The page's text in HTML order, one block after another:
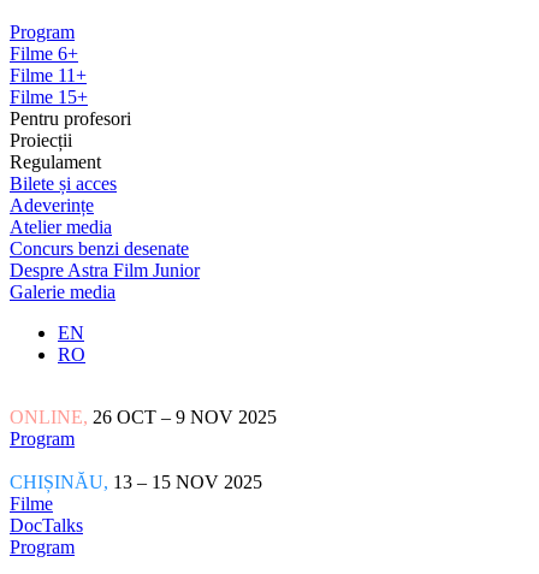
Program
Filme 6+
Filme 11+
Filme 15+
Pentru profesori
Proiecții
Regulament
Bilete și acces
Adeverințe
Atelier media
Concurs benzi desenate
Despre Astra Film Junior
Galerie media
EN
RO
ONLINE, 26 OCT – 9 NOV 2025
Program
CHIȘINĂU, 13 – 15 NOV 2025
Filme
DocTalks
Program